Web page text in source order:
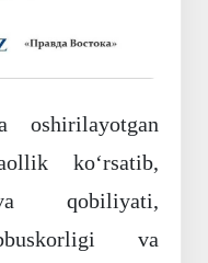
oshirilayotgan
ko‘rsatib,
qobiliyati,
va